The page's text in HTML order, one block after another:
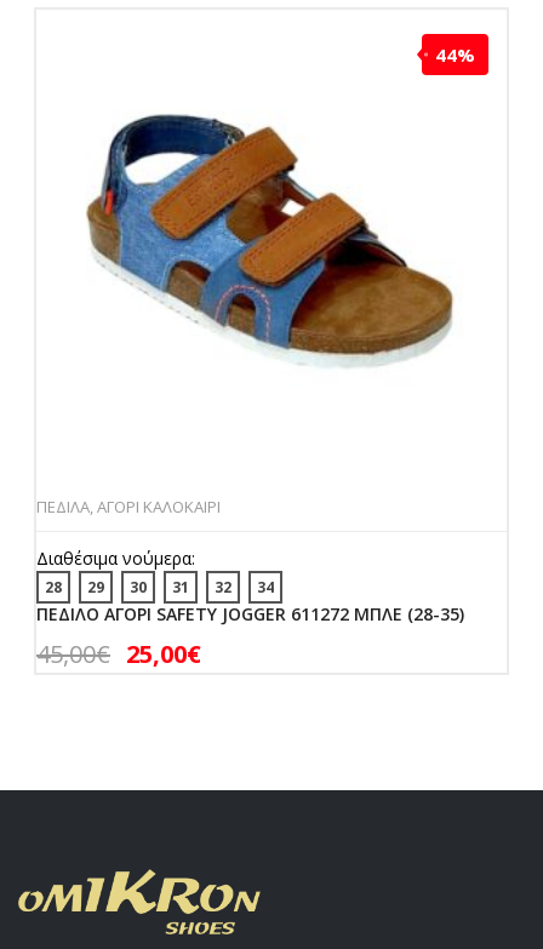
44%
ΠΕΔΙΛΑ,ΑΓΟΡΙ ΚΑΛΟΚΑΙΡΙ
Διαθέσιμα νούμερα:
28 29 30 31 32 34
ΠΕΔΙΛΟ ΑΓΟΡΙ SAFETY JOGGER 611272 ΜΠΛΕ (28-35)
45,00€ 25,00€